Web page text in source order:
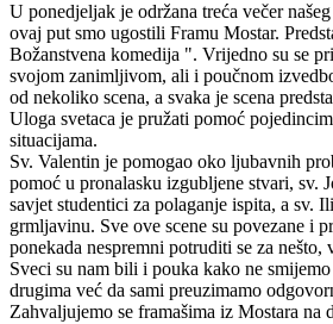
U ponedjeljak je održana treća večer
ovaj put smo ugostili Framu Mostar.
Božanstvena komedija ". Vrijedno su se
svojom zanimljivom, ali i poučnom
od nekoliko scena, a svaka je scena
Uloga svetaca je pružati pomoć
situacijama.
Sv. Valentin je pomogao oko ljubavnih
pomoć u pronalasku izgubljene stvari, sv.
savjet studentici za polaganje ispita, a sv.
grmljavinu. Sve ove scene su povezane i
ponekada nespremni potruditi se za nešto,
Sveci su nam bili i pouka kako ne
drugima već da sami preuzimamo
Zahvaljujemo se framašima iz Mostara na